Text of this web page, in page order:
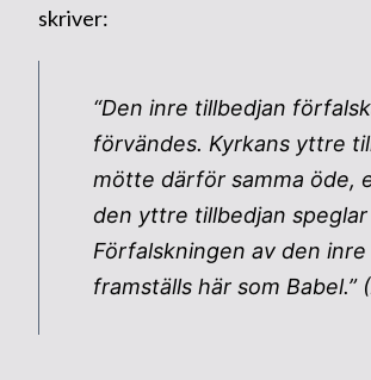
skriver:
“Den inre tillbedjan
förvändes. Kyrkans yttre
mötte därför samma öde,
den yttre tillbedjan speglar
Förfalskningen av den
framställs här som Babel.”